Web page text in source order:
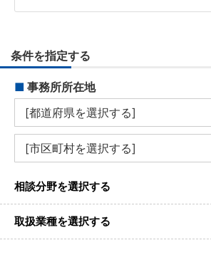
条件を指定する
■ 事務所所在地
相談分野を選択する
取扱業種を選択する